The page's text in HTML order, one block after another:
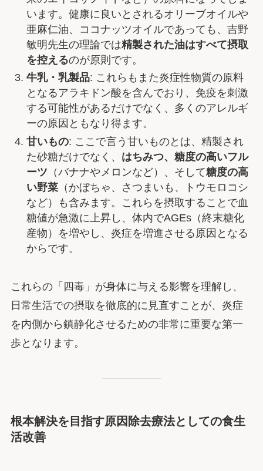
います。健康に良いとされるオリーブオイルや
亜麻仁油、ココナッツオイルであっても、吉野
敏明先生の理論では精製された油はすべて摂取
を控えるのが原則です。
牛乳・乳製品: これらもまた炎症性物質の原料
となるアラキドン酸を含んでおり、免疫を刺激
する可能性があるだけでなく、多くのアレルギ
ーの原因ともなり得ます。
甘いもの: ここで言う甘いものとは、精製され
た砂糖だけでなく、 はちみつ、糖度の高いフル
ーツ （バナナやメロンなど）、そして糖度の高
い野菜（かぼちゃ、さつまいも、トウモロコシ
など）も含みます。これらを摂取することで血
糖値が急激に上昇し、体内でAGEs（終末糖化
産物）を増やし、炎症を増進させる原因となる
からです。
これらの「四毒」が身体に与える影響を理解し、
日常生活での摂取を徹底的に見直すことが、炎症
を内側から鎮静化させるための非常に重要な第一
歩となります。
根本解決を目指す原因除去療法としての食生
活改善